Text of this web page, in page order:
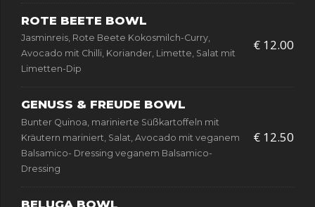
ROTE BEETE BOWL
Jasminreis, Rote Beete Kokosmilch-Curry,
Avocado mit Chilli, Koriander, Limette, Salat mit
Limetten-Dip
€ 12.00
GENUSS & FREUDE BOWL
Bunter Quinoa, marinierte Süßkartoffeln mit
Kräutern mariniert, Salat, Avocado mit veganem
Balsamico- Dressing veganem Balsamico-
Dressing
€ 12.50
BELUGA BOWL